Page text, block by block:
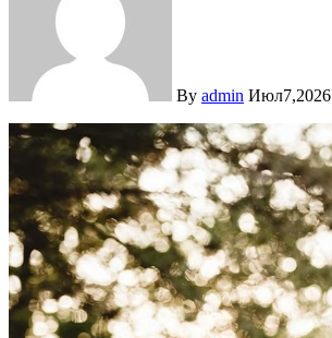
By admin Июл7,2026